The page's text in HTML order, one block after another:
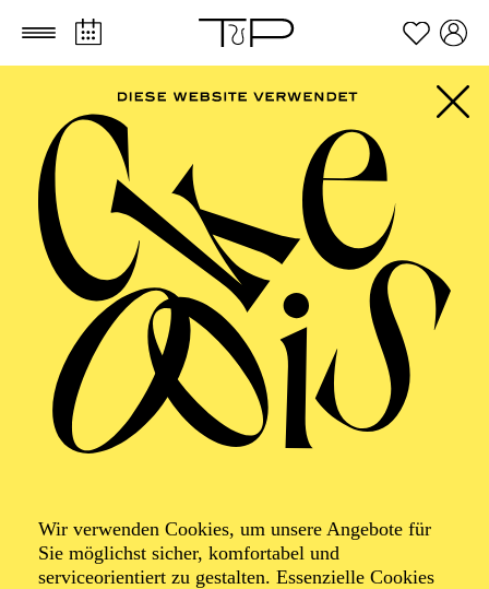
Zum Hauptinhalt springen Zum Footer springen
Wir verwenden Cookies, um unsere Angebote für
Sie möglichst sicher, komfortabel und
serviceorientiert zu gestalten. Essenzielle Cookies
ESSENER
PHILHARMONIKER
Elias